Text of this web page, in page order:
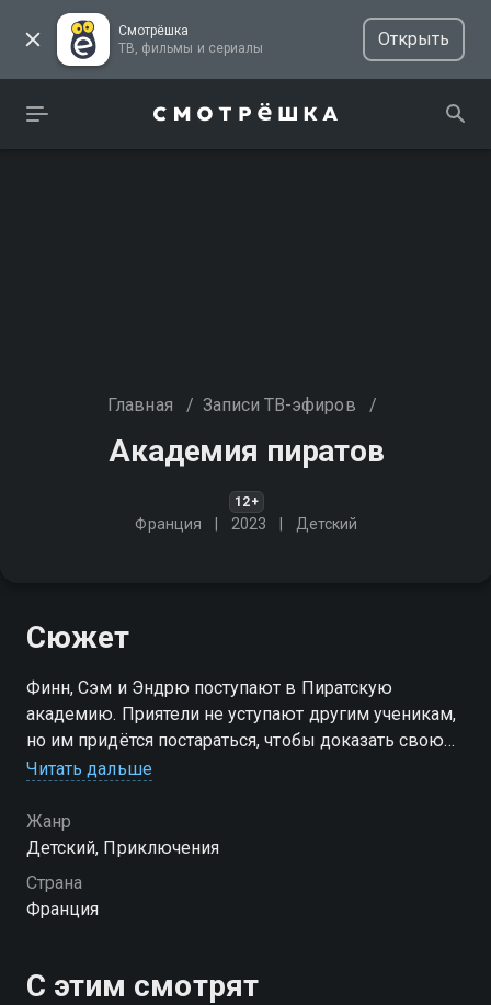
Смотрёшка
ТВ, фильмы и сериалы
Открыть
Главная / Записи ТВ-эфиров /
Академия пиратов
12+
Франция 2023 Детский
Сюжет
Финн, Сэм и Эндрю поступают в Пиратскую
академию. Приятели не уступают другим ученикам,
но им придётся постараться, чтобы доказать свою
исключительность и стать величайшими учениками-
Читать дальше
Жанр
Детский, Приключения
Страна
Франция
С этим смотрят